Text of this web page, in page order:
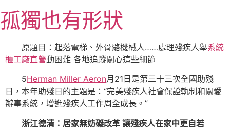
至
主
內
孤獨也有形狀
原題目：起落電梯、外骨骼機械人……處理殘疾人舉系統
櫃工廠直營動困難 各地追蹤關心這些細節
5Herman Miller Aeron月21日是第三十三次全國助殘
日，本年助殘日的主題是：“完美殘疾人社會保證軌制和關愛
辦事系統，增進殘疾人工作周全成長。”
浙江德清：居家無妨礙改革 讓殘疾人在家中更自若